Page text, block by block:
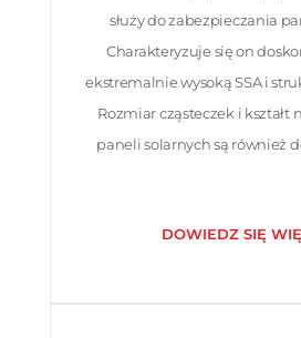
służy do zabezpieczania
Charakteryzuje się on
ekstremalnie wysoką SSA i
Rozmiar cząsteczek i kształt
paneli solarnych są również
DOWIEDZ SIĘ